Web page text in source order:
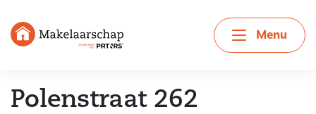
Menu
Polenstraat 262